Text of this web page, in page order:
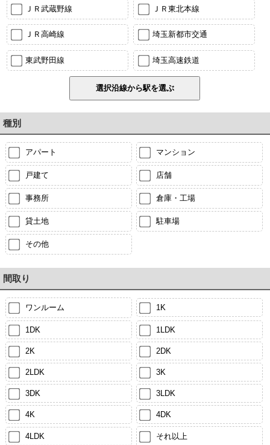
ＪＲ武蔵野線 ＪＲ東北本線
ＪＲ高崎線 埼玉新都市交通
東武野田線 埼玉高速鉄道
種別
アパート マンション
戸建て 店舗
事務所 倉庫・工場
貸土地 駐車場
その他
間取り
ワンルーム 1K
1DK 1LDK
2K 2DK
2LDK 3K
3DK 3LDK
4K 4DK
4LDK それ以上